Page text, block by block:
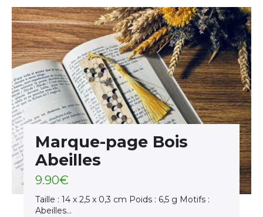
Marque-page Bois
Abeilles
9.90€
Taille : 14 x 2,5 x 0,3 cm Poids : 6,5 g Motifs :
Abeilles…